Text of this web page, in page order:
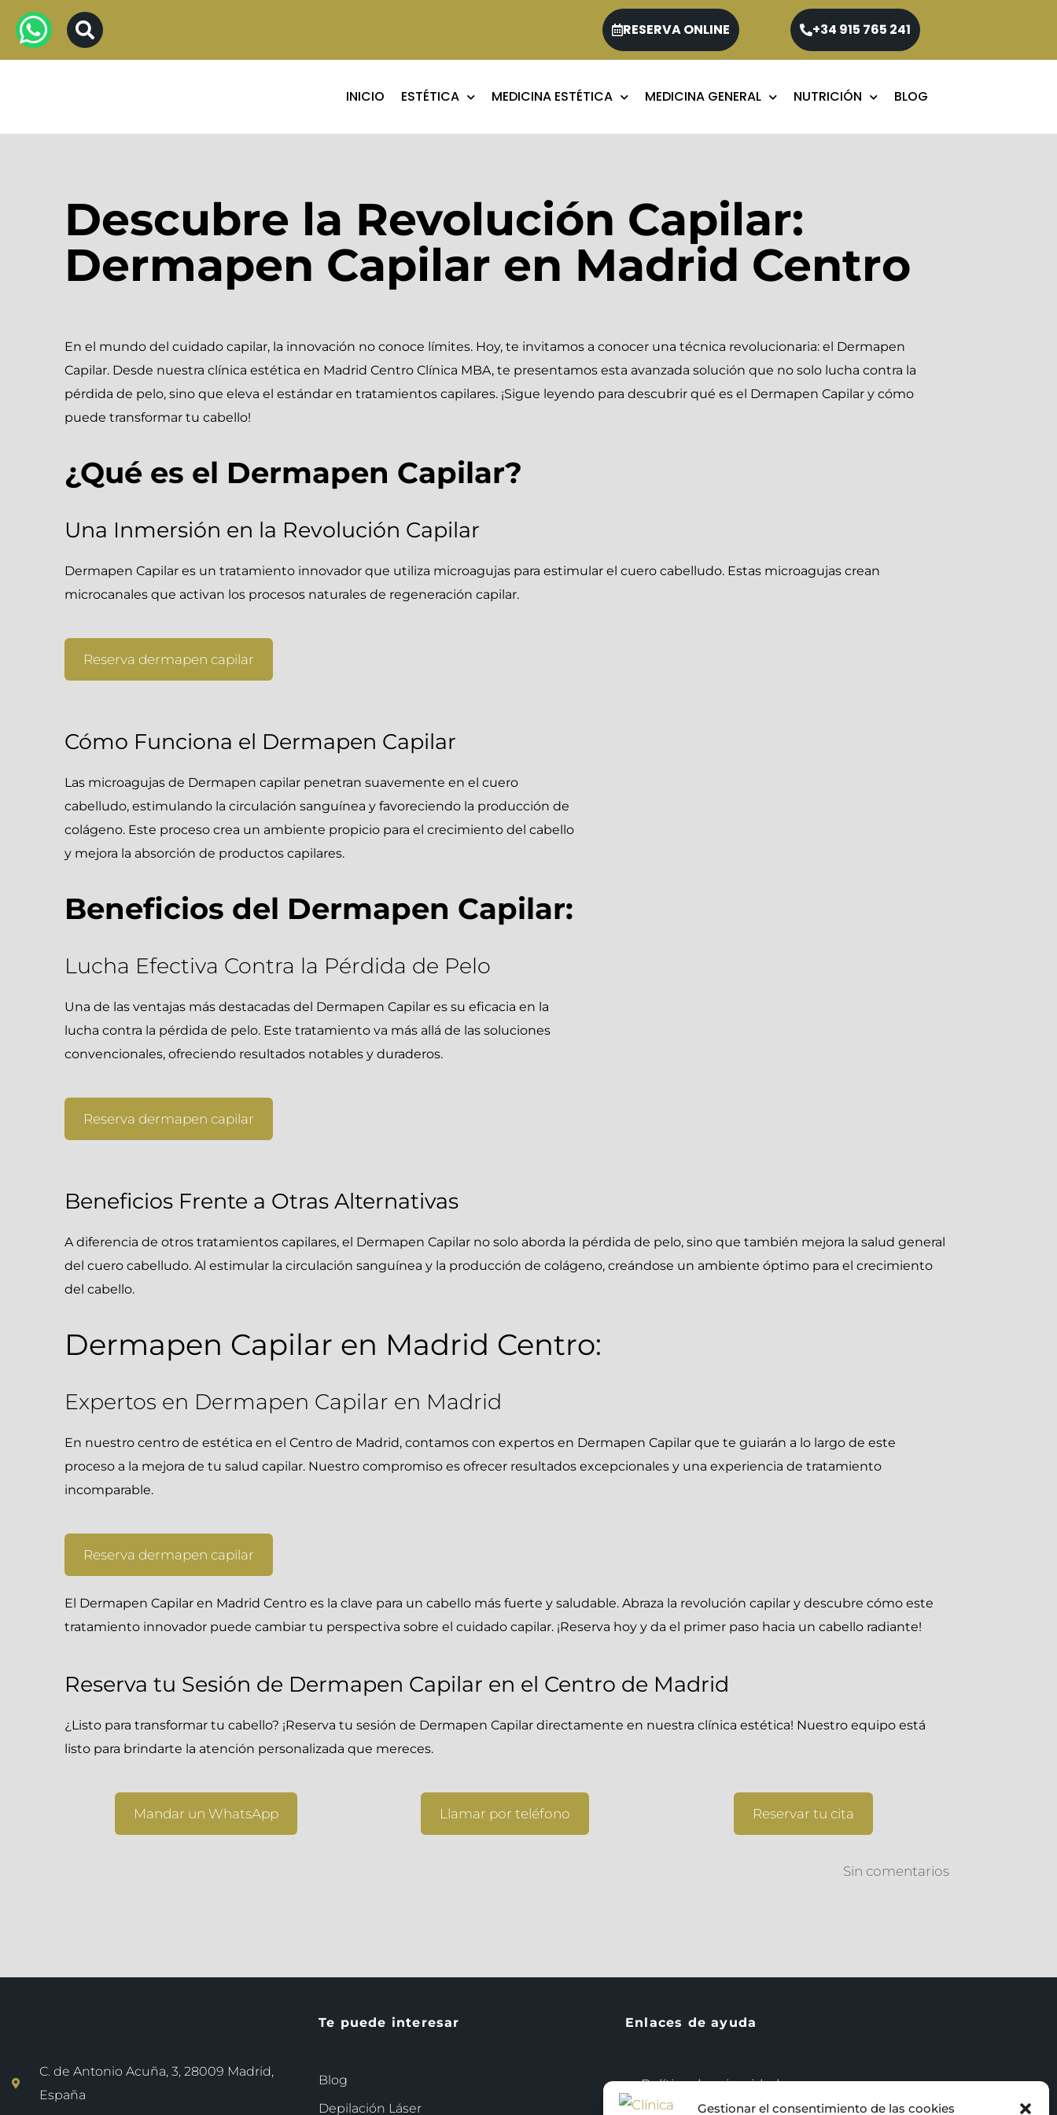
Gestionar el consentimiento de las cookies
RESERVA ONLINE +34 915 765 241
INICIO ESTÉTICA MEDICINA ESTÉTICA MEDICINA GENERAL NUTRICIÓN BLOG
Descubre la Revolución Capilar:
Dermapen Capilar en Madrid Centro
En el mundo del cuidado capilar, la innovación no conoce límites. Hoy, te invitamos a conocer una técnica revolucionaria: el Dermapen
Capilar. Desde nuestra clínica estética en Madrid Centro Clínica MBA, te presentamos esta avanzada solución que no solo lucha contra la
pérdida de pelo, sino que eleva el estándar en tratamientos capilares. ¡Sigue leyendo para descubrir qué es el Dermapen Capilar y cómo
puede transformar tu cabello!
¿Qué es el Dermapen Capilar?
Una Inmersión en la Revolución Capilar
Dermapen Capilar es un tratamiento innovador que utiliza microagujas para estimular el cuero cabelludo. Estas microagujas crean
microcanales que activan los procesos naturales de regeneración capilar.
Reserva dermapen capilar
Cómo Funciona el Dermapen Capilar
Las microagujas de Dermapen capilar penetran suavemente en el cuero
cabelludo, estimulando la circulación sanguínea y favoreciendo la producción de
colágeno. Este proceso crea un ambiente propicio para el crecimiento del cabello
y mejora la absorción de productos capilares.
Beneficios del Dermapen Capilar:
Lucha Efectiva Contra la Pérdida de Pelo
Una de las ventajas más destacadas del Dermapen Capilar es su eficacia en la
lucha contra la pérdida de pelo. Este tratamiento va más allá de las soluciones
convencionales, ofreciendo resultados notables y duraderos.
Reserva dermapen capilar
Beneficios Frente a Otras Alternativas
A diferencia de otros tratamientos capilares, el Dermapen Capilar no solo aborda la pérdida de pelo, sino que también mejora la salud general
del cuero cabelludo. Al estimular la circulación sanguínea y la producción de colágeno, creándose un ambiente óptimo para el crecimiento
del cabello.
Dermapen Capilar en Madrid Centro:
Expertos en Dermapen Capilar en Madrid
En nuestro centro de estética en el Centro de Madrid, contamos con expertos en Dermapen Capilar que te guiarán a lo largo de este
proceso a la mejora de tu salud capilar. Nuestro compromiso es ofrecer resultados excepcionales y una experiencia de tratamiento
incomparable.
Reserva dermapen capilar
El Dermapen Capilar en Madrid Centro es la clave para un cabello más fuerte y saludable. Abraza la revolución capilar y descubre cómo este
tratamiento innovador puede cambiar tu perspectiva sobre el cuidado capilar. ¡Reserva hoy y da el primer paso hacia un cabello radiante!
Reserva tu Sesión de Dermapen Capilar en el Centro de Madrid
¿Listo para transformar tu cabello? ¡Reserva tu sesión de Dermapen Capilar directamente en nuestra clínica estética! Nuestro equipo está
listo para brindarte la atención personalizada que mereces.
Mandar un WhatsApp Llamar por teléfono Reservar tu cita
Sin comentarios
C. de Antonio Acuña, 3, 28009 Madrid,
España
Te puede interesar
Blog
Depilación Láser
Enlaces de ayuda
Política de privacidad